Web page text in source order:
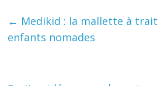
← Medikid : la mallette à
enfants nomades